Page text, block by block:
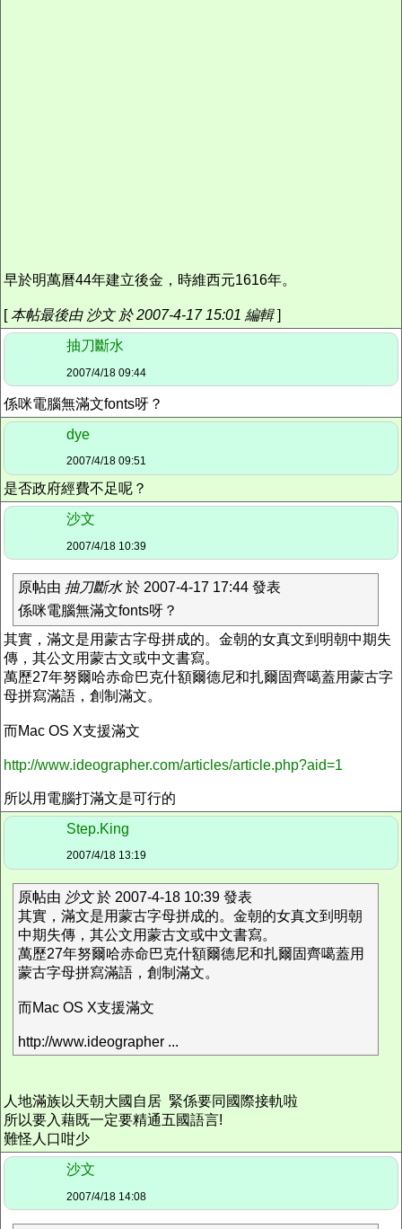
早於明萬曆44年建立後金，時維西元1616年。
[本帖最後由 沙文 於 2007-4-17 15:01 編輯]
抽刀斷水
2007/4/18 09:44
係咪電腦無滿文fonts呀？
dye
2007/4/18 09:51
是否政府經費不足呢？
沙文
2007/4/18 10:39
原帖由 抽刀斷水於 2007-4-17 17:44 發表
係咪電腦無滿文fonts呀？
其實，滿文是用蒙古字母拼成的。金朝的女真文到明朝中期失
傳，其公文用蒙古文或中文書寫。
萬歷27年努爾哈赤命巴克什額爾德尼和扎爾固齊噶蓋用蒙古字
母拼寫滿語，創制滿文。
而Mac OS X支援滿文
http://www.ideographer.com/articles/article.php?aid=1
所以用電腦打滿文是可行的
Step.King
2007/4/18 13:19
原帖由 沙文於 2007-4-18 10:39 發表
其實，滿文是用蒙古字母拼成的。金朝的女真文到明朝
中期失傳，其公文用蒙古文或中文書寫。
萬歷27年努爾哈赤命巴克什額爾德尼和扎爾固齊噶蓋用
蒙古字母拼寫滿語，創制滿文。
而Mac OS X支援滿文
http://www.ideographer ...
人地滿族以天朝大國自居 緊係要同國際接軌啦
所以要入藉既一定要精通五國語言!
難怪人口咁少
沙文
2007/4/18 14:08